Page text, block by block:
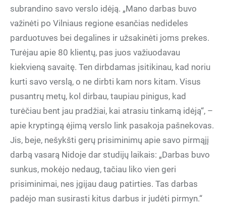
subrandino savo verslo idėją. „Mano darbas buvo
važinėti po Vilniaus regione esančias nedideles
parduotuves bei degalines ir užsakinėti joms prekes.
Turėjau apie 80 klientų, pas juos važiuodavau
kiekvieną savaitę. Ten dirbdamas įsitikinau, kad noriu
kurti savo verslą, o ne dirbti kam nors kitam. Visus
pusantrų metų, kol dirbau, taupiau pinigus, kad
turėčiau bent jau pradžiai, kai atrasiu tinkamą idėją“, –
apie kryptingą ėjimą verslo link pasakoja pašnekovas.
Jis, beje, nešykšti gerų prisiminimų apie savo pirmąjį
darbą vasarą Nidoje dar studijų laikais: „Darbas buvo
sunkus, mokėjo nedaug, tačiau liko vien geri
prisiminimai, nes įgijau daug patirties. Tas darbas
padėjo man susirasti kitus darbus ir judėti pirmyn.“